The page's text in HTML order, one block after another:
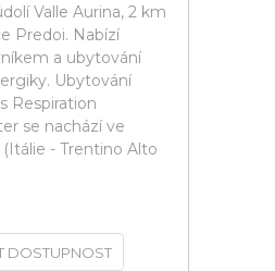
Valle Aurina, 2 km
Predoi. Nabízí
a ubytování
Ubytování
Respiration
se nachází ve
- Trentino Alto
DOSTUPNOST